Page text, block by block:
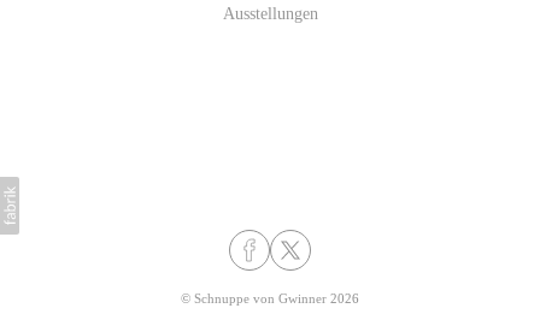
Ausstellungen
© Schnuppe von Gwinner 2026